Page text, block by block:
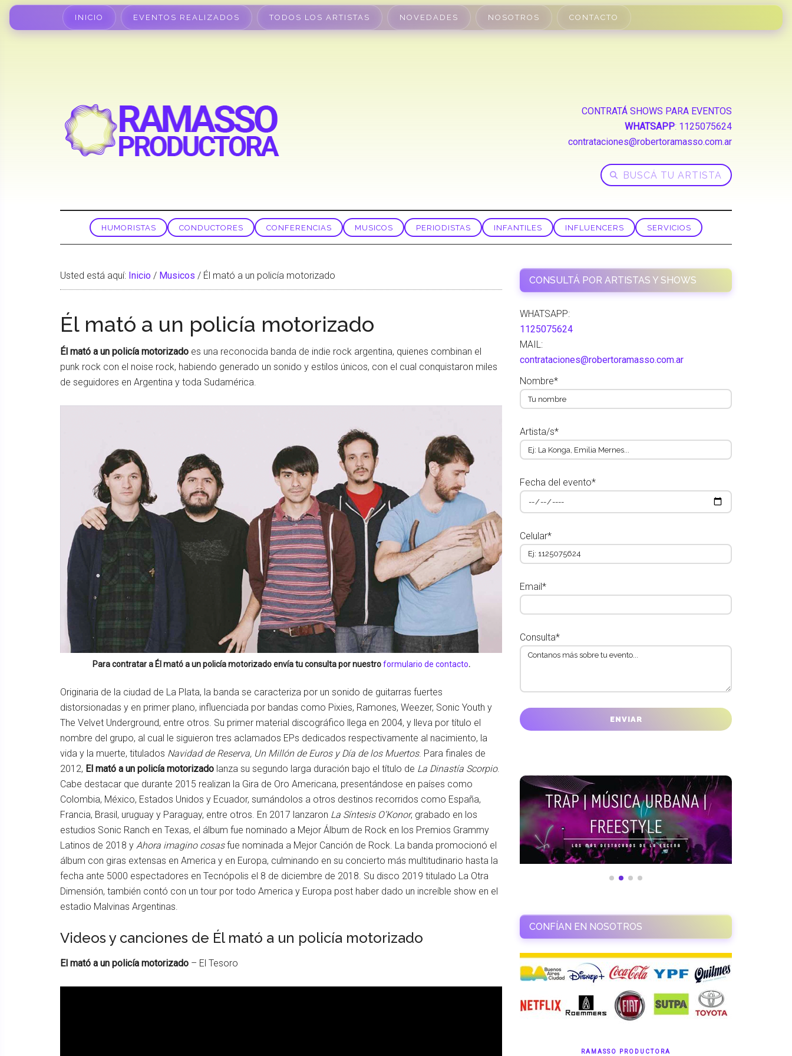
INICIO EVENTOS REALIZADOS TODOS LOS ARTISTAS NOVEDADES NOSOTROS CONTACTO
CONTRATÁ SHOWS PARA EVENTOS
WHATSAPP: 1125075624
contrataciones@robertoramasso.com.ar
HUMORISTAS CONDUCTORES CONFERENCIAS MUSICOS PERIODISTAS INFANTILES INFLUENCERS SERVICIOS
Usted está aquí: Inicio / Musicos / Él mató a un policía motorizado
Él mató a un policía motorizado
Él mató a un policía motorizado es una reconocida banda de indie rock argentina, quienes combinan el
punk rock con el noise rock, habiendo generado un sonido y estilos únicos, con el cual conquistaron miles
de seguidores en Argentina y toda Sudamérica.
Para contratar a Él mató a un policía motorizadoenvía tu consulta por nuestroformulario de contacto.
Originaria de la ciudad de La Plata, la banda se caracteriza por un sonido de guitarras fuertes
distorsionadas y en primer plano, influenciada por bandas como Pixies, Ramones, Weezer, Sonic Youth y
The Velvet Underground, entre otros. Su primer material discográfico llega en 2004, y lleva por título el
nombre del grupo, al cual le siguieron tres aclamados EPs dedicados respectivamente al nacimiento, la
vida y la muerte, titulados Navidad de Reserva, Un Millón de Euros y Día de los Muertos. Para finales de
2012, El mató a un policía motorizado lanza su segundo larga duración bajo el título de La Dinastía Scorpio.
Cabe destacar que durante 2015 realizan la Gira de Oro Americana, presentándose en países como
Colombia, México, Estados Unidos y Ecuador, sumándolos a otros destinos recorridos como España,
Francia, Brasil, uruguay y Paraguay, entre otros. En 2017 lanzaron La Síntesis O’Konor, grabado en los
estudios Sonic Ranch en Texas, el álbum fue nominado a Mejor Álbum de Rock en los Premios Grammy
Latinos de 2018 y Ahora imagino cosasfue nominada a Mejor Canción de Rock. La banda promocionó el
álbum con giras extensas en America y en Europa, culminando en su concierto más multitudinario hasta la
fecha ante 5000 espectadores en Tecnópolis el 8 de diciembre de 2018. Su disco 2019 titulado La Otra
Dimensión, también contó con un tour por todo America y Europa post haber dado un increíble show en el
estadio Malvinas Argentinas.
Videos y canciones de Él mató a un policía motorizado
El mató a un policía motorizado – El Tesoro
CONSULTÁ POR ARTISTAS Y SHOWS
WHATSAPP:
1125075624
MAIL:
contrataciones@robertoramasso.com.ar
Nombre*
Artista/s*
Fecha del evento*
Celular*
Email*
Consulta*
CONFÍAN EN NOSOTROS
RAMASSO PRODUCTORA